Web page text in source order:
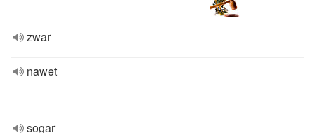
zwar
nawet
sogar